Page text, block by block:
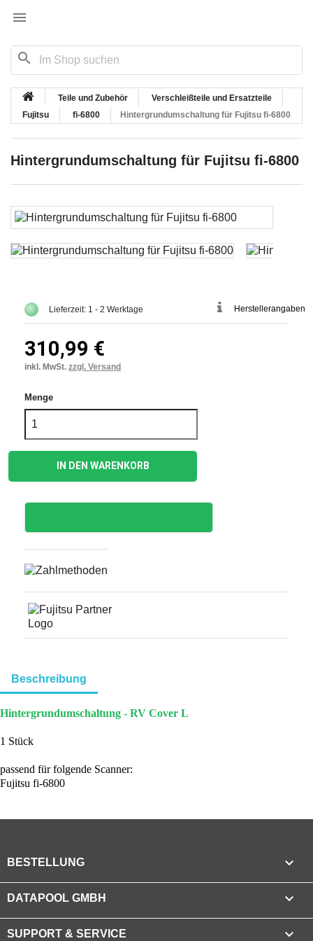

search
Teile und Zubehör
Verschleißteile und Ersatzteile
Fujitsu
fi-6800 Hintergrundumschaltung für Fujitsu fi-6800
Hintergrundumschaltung für Fujitsu fi-6800
Lieferzeit: 1 - 2 Werktage Herstellerangaben
310,99 €
inkl. MwSt. zzgl. Versand
Menge
IN DEN WARENKORB
Beschreibung
Hintergrundumschaltung - RV Cover L
1 Stück
passend für folgende Scanner:
Fujitsu fi-6800
BESTELLUNG 
DATAPOOL GMBH 
SUPPORT & SERVICE 